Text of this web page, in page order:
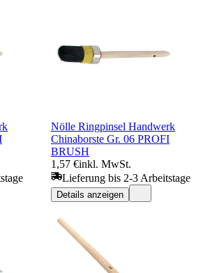
Nölle Ringpinsel Handwerk
Chinaborste Gr. 06 PROFI
BRUSH
1,57 €inkl. MwSt.
Lieferung bis 2-3 Arbeitstage
Details anzeigen